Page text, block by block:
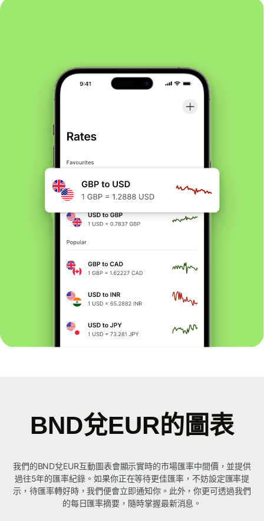
BND兌EUR的圖表
我們的BND兌EUR互動圖表會顯示實時的市場匯率中間價，並提供
過往5年的匯率紀錄。如果你正在等待更佳匯率，不妨設定匯率提
示，待匯率轉好時，我們便會立即通知你。此外，你更可透過我們
的每日匯率摘要，隨時掌握最新消息。